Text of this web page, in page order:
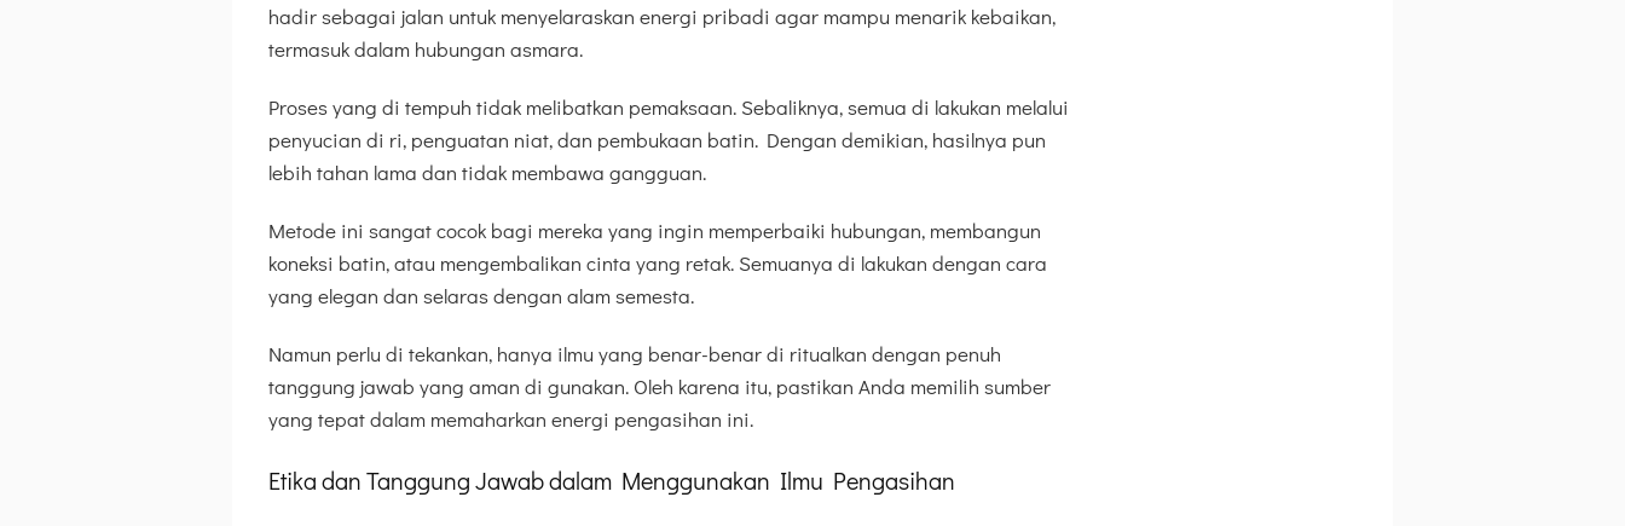
hadir sebagai jalan untuk menyelaraskan energi pribadi agar mampu menarik kebaikan,
termasuk dalam hubungan asmara.
Proses yang di tempuh tidak melibatkan pemaksaan. Sebaliknya, semua di lakukan melalui
penyucian di ri, penguatan niat, dan pembukaan batin. Dengan demikian, hasilnya pun
lebih tahan lama dan tidak membawa gangguan.
Metode ini sangat cocok bagi mereka yang ingin memperbaiki hubungan, membangun
koneksi batin, atau mengembalikan cinta yang retak. Semuanya di lakukan dengan cara
yang elegan dan selaras dengan alam semesta.
Namun perlu di tekankan, hanya ilmu yang benar-benar di ritualkan dengan penuh
tanggung jawab yang aman di gunakan. Oleh karena itu, pastikan Anda memilih sumber
yang tepat dalam memaharkan energi pengasihan ini.
Etika dan Tanggung Jawab dalam Menggunakan Ilmu Pengasihan